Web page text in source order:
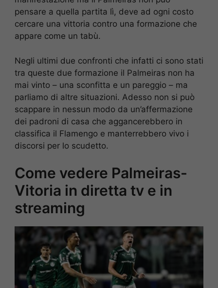
pensare a quella partita lì, deve ad ogni costo
cercare una vittoria contro una formazione che
appare come un tabù.
Negli ultimi due confronti che infatti ci sono stati
tra queste due formazione il Palmeiras non ha
mai vinto – una sconfitta e un pareggio – ma
parliamo di altre situazioni. Adesso non si può
scappare in nessun modo da un’affermazione
dei padroni di casa che aggancerebbero in
classifica il Flamengo e manterrebbero vivo i
discorsi per lo scudetto.
Come vedere Palmeiras-
Vitoria in diretta tv e in
streaming